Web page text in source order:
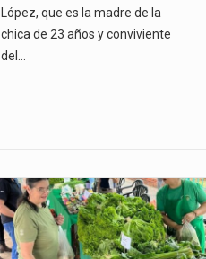
López, que es la madre de la
chica de 23 años y conviviente
del…